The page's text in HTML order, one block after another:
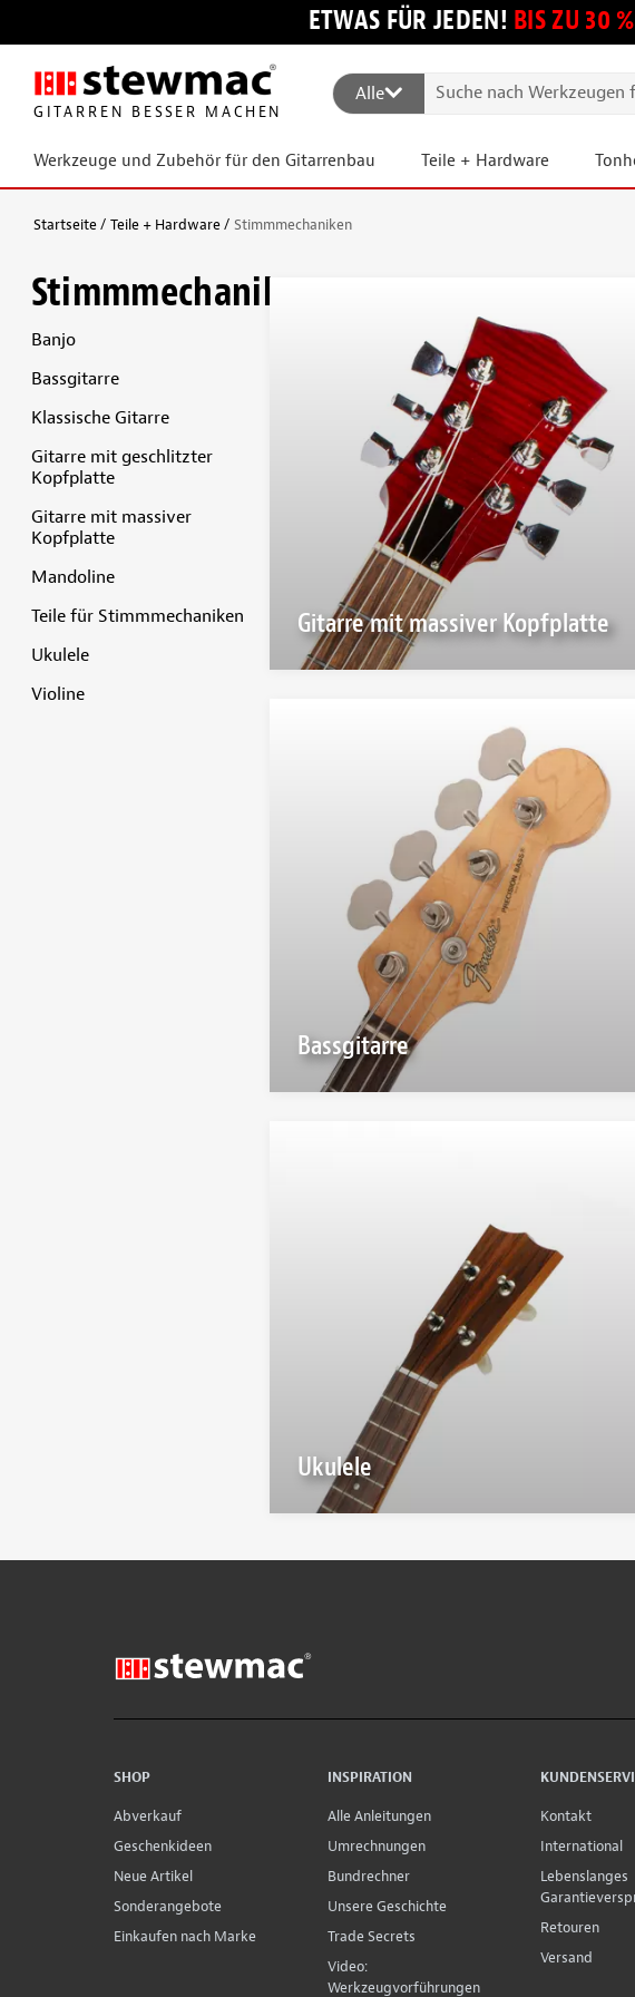
ETWAS FÜR JEDEN! BIS ZU 30
GITARREN BESSER MACHEN
Alle
Werkzeuge und Zubehör für den Gitarrenbau Teile + Hardware
Startseite Teile + Hardware Stimmmechaniken
Stimmmechaniken
Banjo
Bassgitarre
Klassische Gitarre
Gitarre mit geschlitzter
Kopfplatte
Gitarre mit massiver
Kopfplatte
Mandoline
Teile für Stimmmechaniken
Ukulele
Violine
Gitarre mit massiver Kopfplatte
Bassgitarre
Ukulele
SHOP
Abverkauf
Geschenkideen
Neue Artikel
Sonderangebote
Einkaufen nach Marke
INSPIRATION
Alle Anleitungen
Umrechnungen
Bundrechner
Unsere Geschichte
Trade Secrets
Video:
Werkzeugvorführungen
Kontakt
International
Lebenslanges
Retouren
Versand